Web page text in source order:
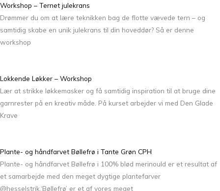
Workshop – Ternet julekrans
Drømmer du om at lære teknikken bag de flotte vævede tern – og
samtidig skabe en unik julekrans til din hoveddør? Så er denne
workshop
Lokkende Løkker – Workshop
Lær at strikke løkkemasker og få samtidig inspiration til at bruge dine
garnrester på en kreativ måde. På kurset arbejder vi med Den Glade
Krave
Plante- og håndfarvet Bøllefrø i Tante Grøn CPH
Plante- og håndfarvet Bøllefrø i 100% blød merinould er et resultat af
et samarbejde med den meget dygtige plantefarver
@hesselstrik.‘Bøllefrø’ er et af vores meget